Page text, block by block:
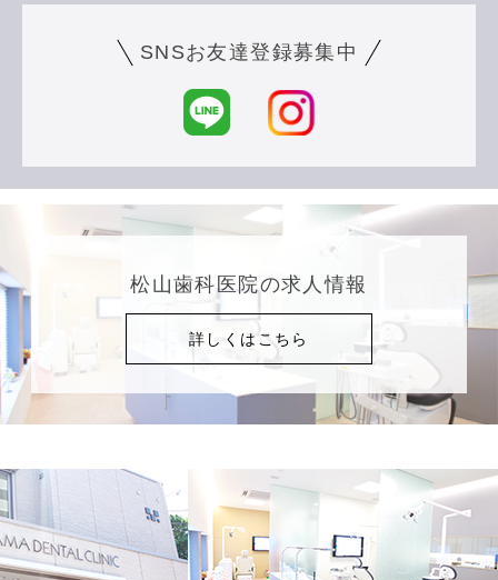
SNSお友達登録募集中
松山歯科医院の求人情報
詳しくはこちら